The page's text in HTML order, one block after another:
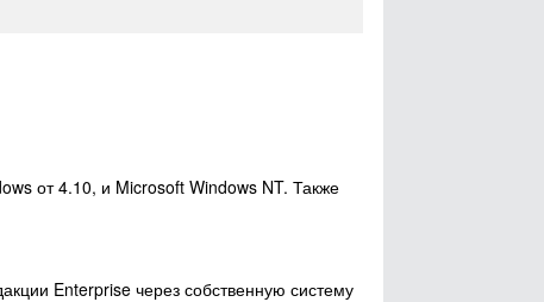
от 4.10, и Microsoft Windows NT. Также
Enterprise через собственную систему